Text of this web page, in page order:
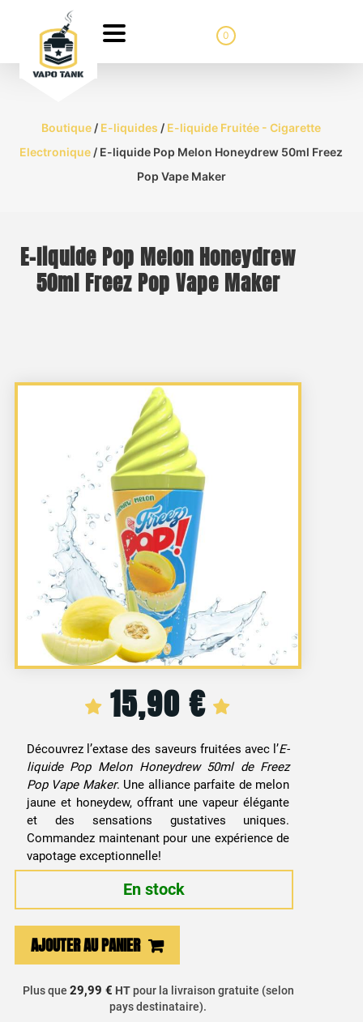
0
Boutique / E-liquides / E-liquide Fruitée - Cigarette
Electronique / E-liquide Pop Melon Honeydrew 50ml Freez
Pop Vape Maker
E-liquide Pop Melon Honeydrew
50ml Freez Pop Vape Maker
15,90€
Découvrez l’extase des saveurs fruitées avec l’E-
liquide Pop Melon Honeydrew 50ml de Freez
Pop Vape Maker. Une alliance parfaite de melon
jaune et honeydew, offrant une vapeur élégante
et des sensations gustatives uniques.
Commandez maintenant pour une expérience de
vapotage exceptionnelle!
En stock
quantité
liquide
AJOUTER AU PANIER
Plus que 29,99 € HTpour la livraison gratuite (selon
pays destinataire).